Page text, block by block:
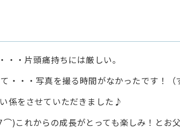
・片頭痛持ちには厳しい。
・・写真を撮る時間がなかったです！（
係をさせていただきました♪
れからの成長がとっても楽しみ！とお父